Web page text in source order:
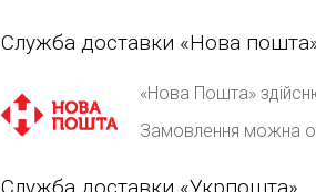
Служба доставки «Нова
«Нова Пошта»
Замовлення можна